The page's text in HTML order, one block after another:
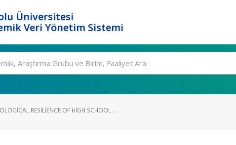
Üniversitesi
Veri Yönetim Sistemi
RESILIENCE OF HIGH SCHOOL ...